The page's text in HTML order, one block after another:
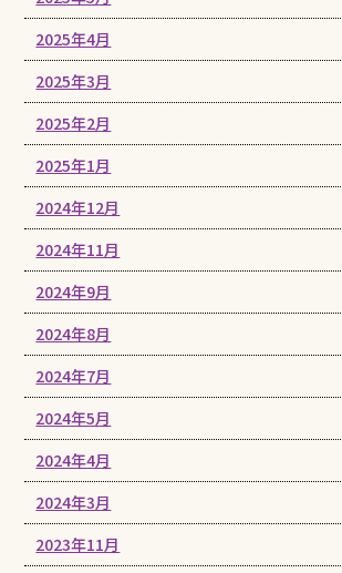
2025年4月
2025年3月
2025年2月
2025年1月
2024年12月
2024年11月
2024年9月
2024年8月
2024年7月
2024年5月
2024年4月
2024年3月
2023年11月